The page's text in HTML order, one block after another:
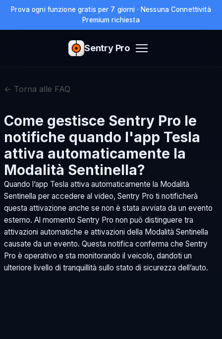
Prova ogni funzione gratis per 7 giorni · Nessuna Connettività
Premium richiesta
Sentry Pro
← Torna alle FAQ
Come gestisce Sentry Pro le
notifiche quando l'app Tesla
attiva automaticamente la
Modalità Sentinella?
Quando l’app Tesla attiva automaticamente la Modalità
Sentinella per accedere al video, Sentry Pro ti notificherà
questa attivazione anche se non è stata avviata da un evento
esterno. Al momento Sentry Pro non può distinguere tra
attivazioni automatiche e attivazioni della Modalità Sentinella
causate da un evento. Questa notifica conferma che Sentry
Pro è operativo e sta monitorando il veicolo, dandoti un
ulteriore livello di tranquillità sullo stato di sicurezza dell’auto.